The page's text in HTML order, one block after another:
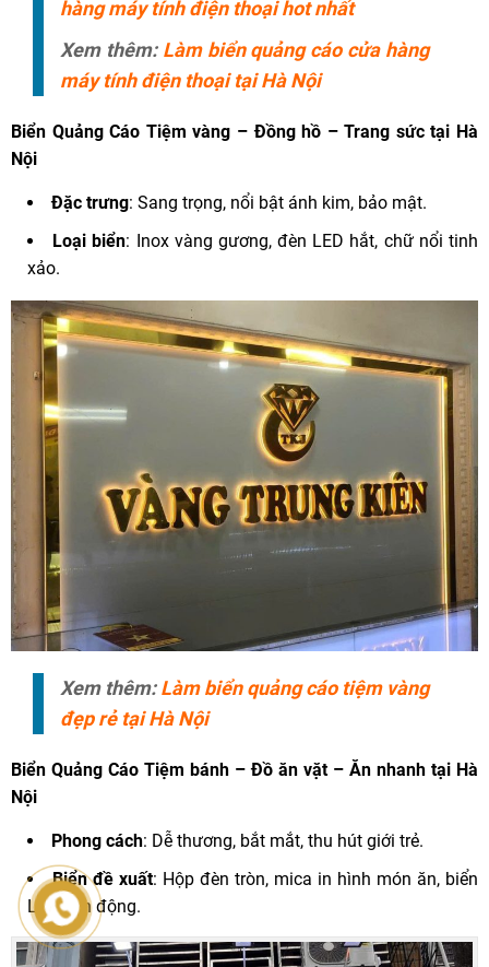
hàng máy tính điện thoại hot nhất
Xem thêm:Làm biển quảng cáo cửa hàng
máy tính điện thoại tại Hà Nội
Biển Quảng Cáo Tiệm vàng – Đồng hồ – Trang sức tại Hà
Nội
Đặc trưng: Sang trọng, nổi bật ánh kim, bảo mật.
Loại biển: Inox vàng gương, đèn LED hắt, chữ nổi tinh
xảo.
Xem thêm: Làm biển quảng cáo tiệm vàng
đẹp rẻ tại Hà Nội
Biển Quảng Cáo Tiệm bánh – Đồ ăn vặt – Ăn nhanh tại Hà
Nội
Phong cách: Dễ thương, bắt mắt, thu hút giới trẻ.
Biển đề xuất: Hộp đèn tròn, mica in hình món ăn, biển
LED linh động.